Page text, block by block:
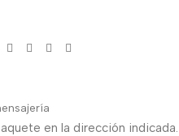
en la dirección indicada.